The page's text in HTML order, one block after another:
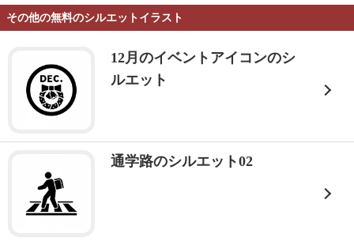
その他の無料のシルエットイラスト
12月のイベントアイコンのシ
ルエット
通学路のシルエット02